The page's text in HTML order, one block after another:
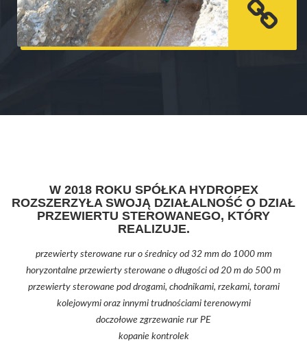
W 2018 ROKU SPÓŁKA HYDROPEX
ROZSZERZYŁA SWOJĄ DZIAŁALNOŚĆ O DZIAŁ
PRZEWIERTU STEROWANEGO, KTÓRY
REALIZUJE.
przewierty sterowane rur o średnicy od 32 mm do 1000 mm
horyzontalne przewierty sterowane o długości od 20 m do 500 m
przewierty sterowane pod drogami, chodnikami, rzekami, torami
kolejowymi oraz innymi trudnościami terenowymi
doczołowe zgrzewanie rur PE
kopanie kontrolek